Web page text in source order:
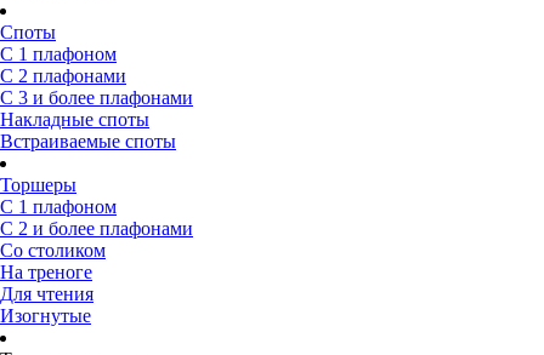
Споты
С 1 плафоном
С 2 плафонами
С 3 и более плафонами
Накладные споты
Встраиваемые споты
Торшеры
С 1 плафоном
С 2 и более плафонами
Со столиком
На треноге
Для чтения
Изогнутые